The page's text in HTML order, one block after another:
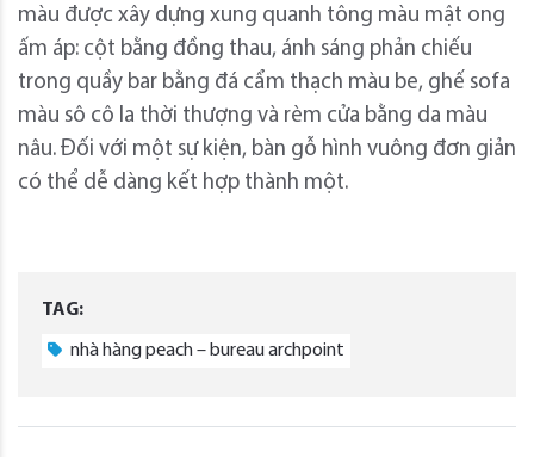
màu được xây dựng xung quanh tông màu mật ong
ấm áp: cột bằng đồng thau, ánh sáng phản chiếu
trong quầy bar bằng đá cẩm thạch màu be, ghế sofa
màu sô cô la thời thượng và rèm cửa bằng da màu
nâu. Đối với một sự kiện, bàn gỗ hình vuông đơn giản
có thể dễ dàng kết hợp thành một.
TAG:
nhà hàng peach – bureau archpoint